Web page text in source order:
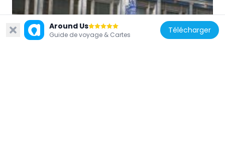
États-Unis d'Amérique
California Historical Society
Around Us
Guide de voyage & Cartes Télécharger